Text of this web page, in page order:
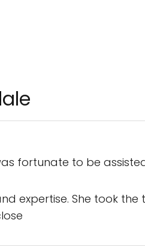
fortunate to be
expertise. She took the